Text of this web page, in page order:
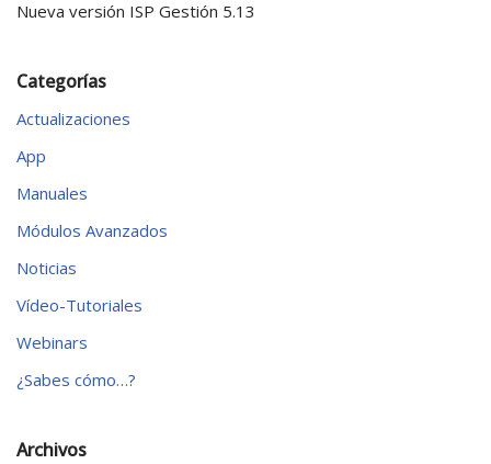
Nueva versión ISP Gestión 5.13
Categorías
Actualizaciones
App
Manuales
Módulos Avanzados
Noticias
Vídeo-Tutoriales
Webinars
¿Sabes cómo…?
Archivos